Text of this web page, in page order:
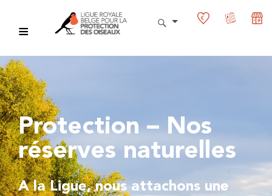
Protection – Nos
réserves naturelles
A la Ligue, nous attachons une